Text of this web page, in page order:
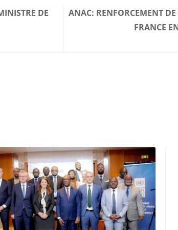
DE
ANAC: RENFORCEMENT
FRANCE